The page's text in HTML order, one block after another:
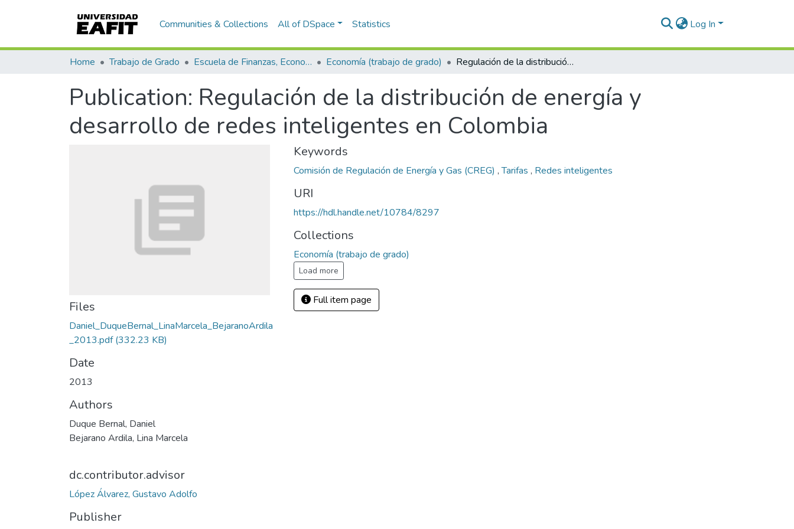
Communities & Collections All of DSpace Statistics Log In
Home Trabajo de Grado Escuela de Finanzas, Economía y Gobierno Economía (trabajo de grado) Regulación de la distribución de energía y desarrollo de redes inteligentes en Colombia
Publication: Regulación de la distribución de energía y
desarrollo de redes inteligentes en Colombia
Files
Daniel_DuqueBernal_LinaMarcela_BejaranoArdila
_2013.pdf(332.23 KB)
Date
2013
Authors
Duque Bernal, Daniel
Bejarano Ardila, Lina Marcela
dc.contributor.advisor
López Álvarez, Gustavo Adolfo
Publisher
Keywords
Comisión de Regulación de Energía y Gas (CREG) ,Tarifas , Redes inteligentes
URI
https://hdl.handle.net/10784/8297
Collections
Economía (trabajo de grado)
Load more
Full item page